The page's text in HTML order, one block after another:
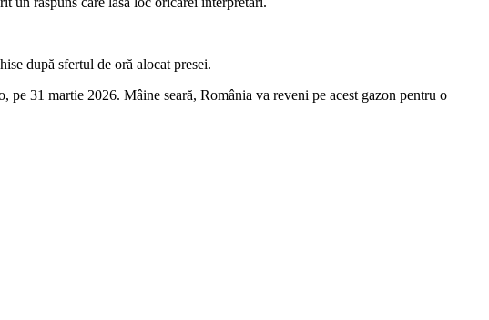
după sfertul de oră alocat presei.
31 martie 2026. Mâine seară, România va reveni pe acest gazon pentru o